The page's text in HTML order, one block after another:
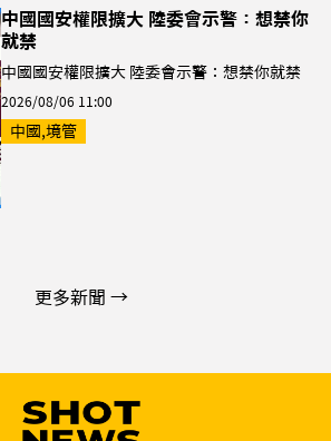
中國國安權限擴大 陸委會示警：想禁你
就禁
中國國安權限擴大 陸委會示警：想禁你就禁
2026/08/06 11:00
中國,境管
更多新聞 →